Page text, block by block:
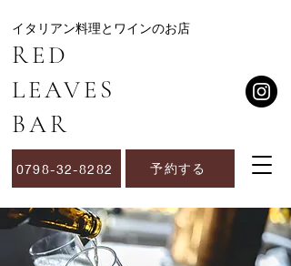
0798-32-8282 予約する
RED
LEAVES
BAR
​イタリアン料理とワインのお店